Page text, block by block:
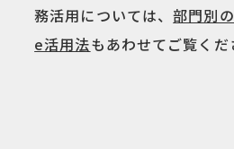
務活用については、部門別
e活用法もあわせてご覧くだ